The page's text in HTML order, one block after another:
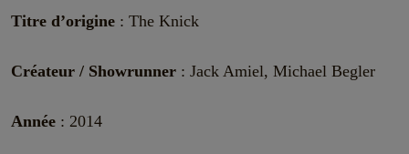
Titre d’origine : The Knick
Créateur / Showrunner : Jack Amiel, Michael Begler
Année : 2014